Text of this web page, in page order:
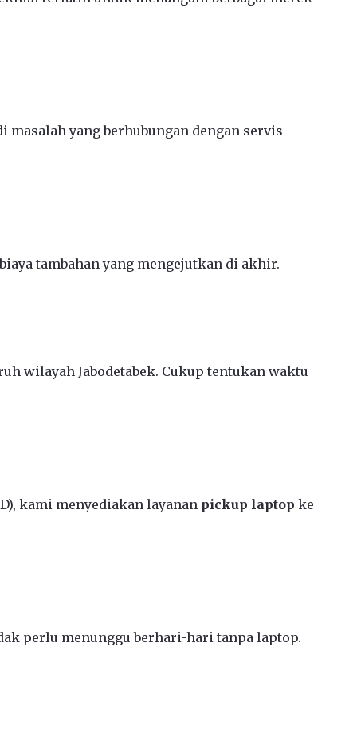
yang berhubungan dengan servis
tambahan yang mengejutkan di akhir.
wilayah Jabodetabek. Cukup tentukan waktu
kami menyediakan layanan pickup laptop ke
perlu menunggu berhari-hari tanpa laptop.